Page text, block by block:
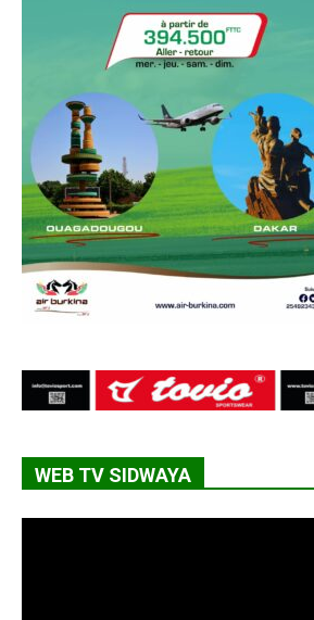
WEB TV SIDWAYA